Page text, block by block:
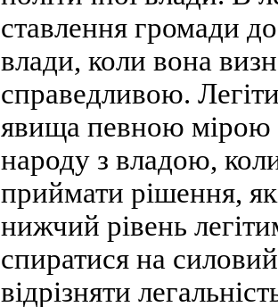
ставлення громади
влади, коли вона
справедливою.
явища певною мірою
народу з владою,
приймати рішення,
нижчий рівень
спиратися на
відрізняти